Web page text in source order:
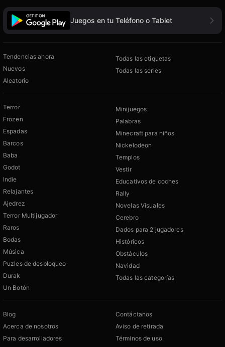
Juegos en tu Teléfono o Tablet
Tendencias ahora
Nuevos
Aleatorio
Todas las etiquetas
Todas las series
Terror
Frozen
Espadas
Barcos
Baba
Godot
Indie
Relajantes
Ajedrez
Terror Multijugador
Raros
Bodas
Música
Puzles de desbloqueo
Durak
Un Botón
Minijuegos
Palabras
Minecraft para niños
Nickelodeon
Templos
Vestir
Educativos de coches
Rally
Novelas Visuales
Cerebro
Dados para 2 jugadores
Históricos
Obstáculos
Navidad
Todas las categorías
Blog
Acerca de nosotros
Para desarrolladores
Contáctanos
Aviso de retirada
Términos de uso